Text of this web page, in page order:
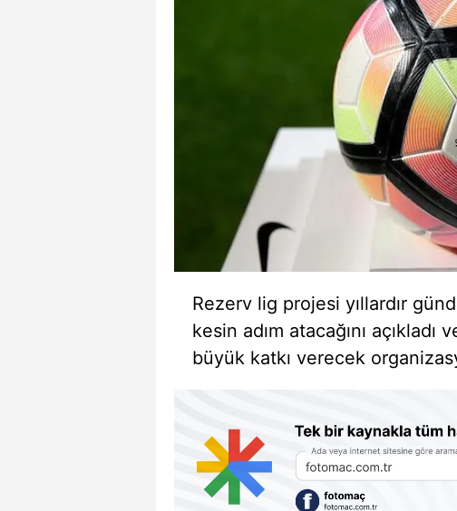
Rezerv lig projesi yıllardır
kesin adım atacağını
büyük katkı verecek